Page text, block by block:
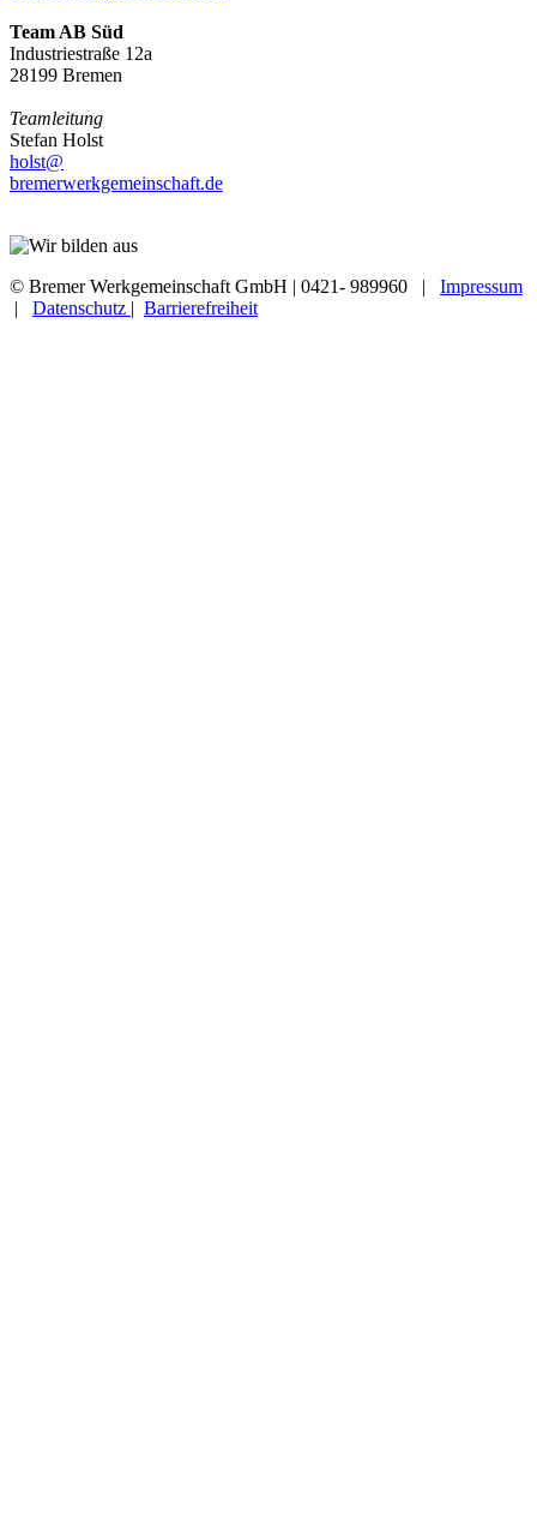
Team AB Süd
Industriestraße 12a
28199 Bremen
Teamleitung
Stefan Holst
holst@
bremerwerkgemeinschaft.de
© Bremer Werkgemeinschaft GmbH | 0421- 989960 | Impressum
| Datenschutz | Barrierefreiheit